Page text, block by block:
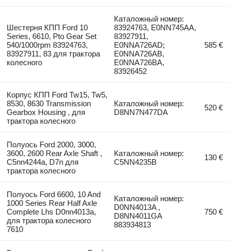
Шестерня КПП Ford 10
Series, 6610, Pto Gear Set
540/1000rpm 83924763,
83927911, 83 для трактора
колесного
Каталожный номер:
83924763, E0NN745AA,
83927911,
E0NNA726AD;
E0NNA726AB,
E0NNA726BA,
83926452
585 €
Корпус КПП Ford Tw15, Tw5,
8530, 8630 Transmission
Gearbox Housing , для
трактора колесного
Каталожный номер:
D8NN7N477DA
520 €
Полуось Ford 2000, 3000,
3600, 2600 Rear Axle Shaft ,
C5nn4244a, D7n для
трактора колесного
Каталожный номер:
C5NN4235B
130 €
Полуось Ford 6600, 10 And
1000 Series Rear Half Axle
Complete Lhs D0nn4013a,
для трактора колесного
7610
Каталожный номер:
D0NN4013A ,
D8NN4011GA
883934813
750 €